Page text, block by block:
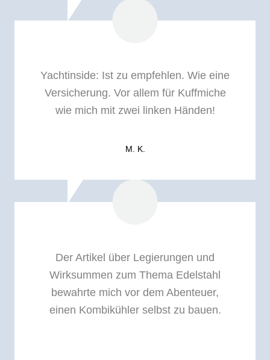
Yachtinside: Ist zu empfehlen. Wie eine
Versicherung. Vor allem für Kuffmiche
wie mich mit zwei linken Händen!
M. K.
Der Artikel über Legierungen und
Wirksummen zum Thema Edelstahl
bewahrte mich vor dem Abenteuer,
einen Kombikühler selbst zu bauen.